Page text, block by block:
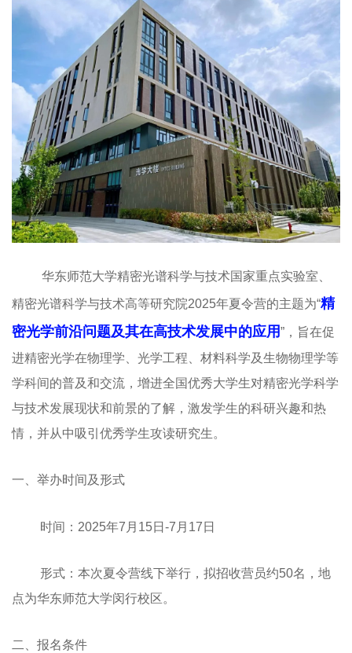
华东师范大学精密光谱科学与技术国家重点实验室、
精密光谱科学与技术高等研究院2025年夏令营的主题为“精
密光学前沿问题及其在高技术发展中的应用”，旨在促
进精密光学在物理学、光学工程、材料科学及生物物理学等
学科间的普及和交流，增进全国优秀大学生对精密光学科学
与技术发展现状和前景的了解，激发学生的科研兴趣和热
情，并从中吸引优秀学生攻读研究生。
一、举办时间及形式
时间：2025年7月15日-7月17日
形式：本次夏令营线下举行，拟招收营员约50名，地
点为华东师范大学闵行校区。
二、报名条件